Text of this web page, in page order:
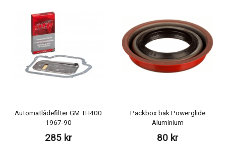
Automatlådefilter GM TH400
1967-90
285 kr
Packbox bak Powerglide
Aluminium
80 kr